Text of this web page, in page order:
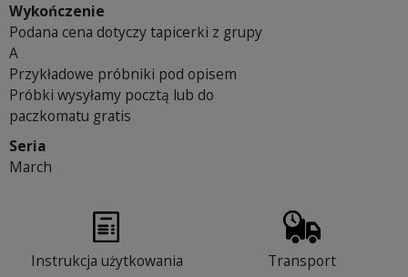
Wykończenie
Podana cena dotyczy tapicerki z grupy
A
Przykładowe próbniki pod opisem
Próbki wysyłamy pocztą lub do
paczkomatu gratis
Seria
March
Instrukcja użytkowania Transport